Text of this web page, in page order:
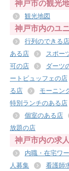
神戸市の観光
観光地図
神戸市内のユ
行列のできる店
ある店
スポー
可の店
ダーツ
ートビュッフェの店
る店
モーニン
特別ランチのある店
個室のある店
放題の店
神戸市内の求
内職・在宅ワ
人募集
看護師